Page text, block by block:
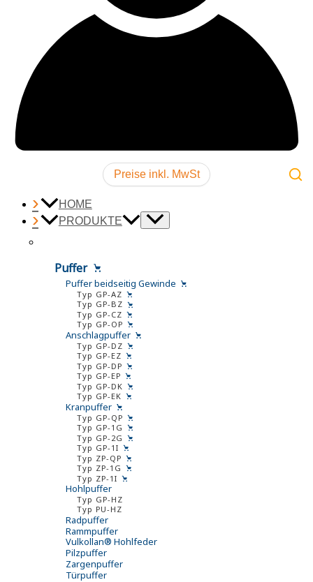
Preise inkl. MwSt
HOME
PRODUKTE
Puffer
Puffer beidseitig Gewinde
Typ GP-AZ
Typ GP-BZ
Typ GP-CZ
Typ GP-OP
Anschlagpuffer
Typ GP-DZ
Typ GP-EZ
Typ GP-DP
Typ GP-EP
Typ GP-DK
Typ GP-EK
Kranpuffer
Typ GP-QP
Typ GP-1G
Typ GP-2G
Typ GP-1I
Typ ZP-QP
Typ ZP-1G
Typ ZP-1I
Hohlpuffer
Typ GP-HZ
Typ PU-HZ
Radpuffer
Rammpuffer
Vulkollan® Hohlfeder
Pilzpuffer
Zargenpuffer
Türpuffer